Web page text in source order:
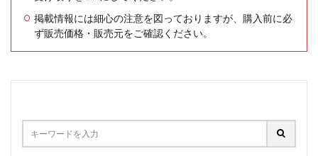
掲載情報には細心の注意を図っておりますが、購入前に必
ず販売価格・販売元をご確認ください。